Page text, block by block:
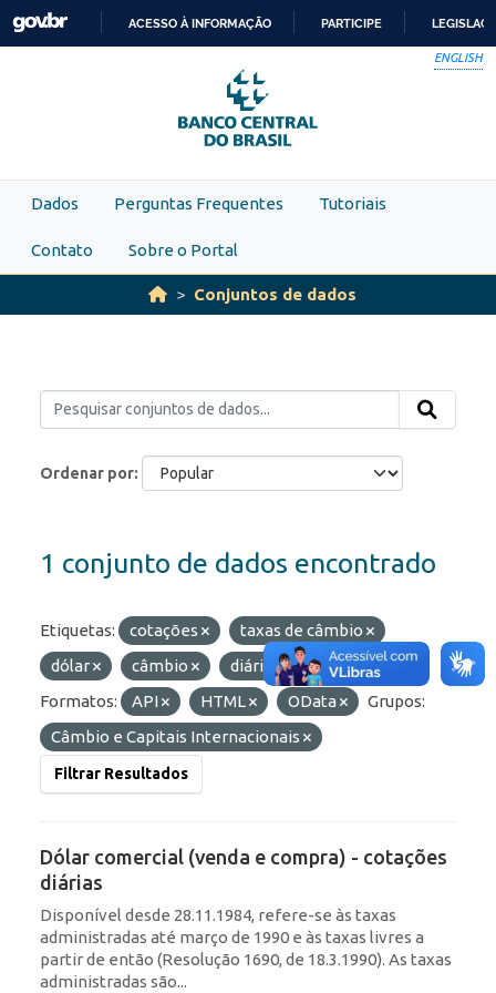
Skip to main content
PARA
O
CONTEÚDO
ACESSO À INFORMAÇÃO PARTICIPE
ENGLISH
Dados Perguntas Frequentes Tutoriais
Contato Sobre o Portal
Conjuntos de dados
Ordenar por
1 conjunto de dados encontrado
Etiquetas: cotações
taxas de câmbio
dólar
câmbio diárias
comercial
Formatos:
API HTML OData
Grupos:
Câmbio e Capitais Internacionais
Filtrar Resultados
Dólar comercial (venda e compra) - cotações
diárias
Disponível desde 28.11.1984, refere-se às taxas
administradas até março de 1990 e às taxas livres a
partir de então (Resolução 1690, de 18.3.1990). As taxas
administradas são...